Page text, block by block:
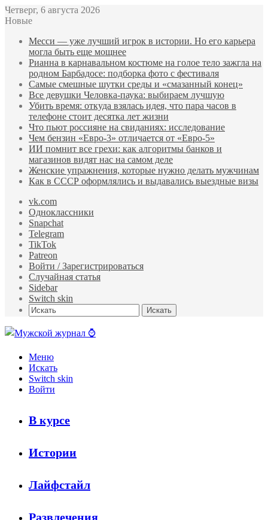
Четверг, 6 августа 2026
Новые
Месси — уже лучший игрок в истории. Но его карьера
могла быть еще мощнее
Рианна в карнавальном костюме на голое тело зажгла на
родном Барбадосе: подборка фото с фестиваля
Самые смешные шутки среды и «смазанный конец»
Все девушки Человка-паука: выбираем лучшую
Убить время: откуда взялась идея, что пара часов в
телефоне стоит десятка лет жизни
Что пьют россияне на свиданиях: исследование
Чем бензин «Евро-3» отличается от «Евро-5»
ИИ помнит все грехи: как алгоритмы банков и
магазинов видят нас на самом деле
Женские упражнения, которые нужно делать мужчинам
Как в СССР оформлялись и выдавались выездные визы
vk.com
Одноклассники
Snapchat
Telegram
TikTok
Patreon
Войти / Зарегистрироваться
Случайная статья
Sidebar
Switch skin
Искать
Меню
Искать
Switch skin
Войти
В курсе
Истории
Лайфстайл
Развлечения